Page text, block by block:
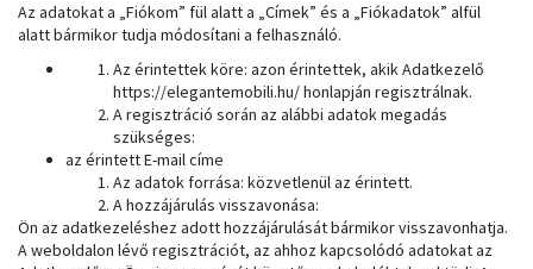
Az adatokat a „Fiókom” fül alatt a „Címek” és a „Fiókadatok” alfül
alatt bármikor tudja módosítani a felhasználó.
Az érintettek köre: azon érintettek, akik Adatkezelő
https://elegantemobili.hu/ honlapján regisztrálnak.
A regisztráció során az alábbi adatok megadás
szükséges:
az érintett E-mail címe
Az adatok forrása: közvetlenül az érintett.
A hozzájárulás visszavonása:
Ön az adatkezeléshez adott hozzájárulását bármikor visszavonhatja.
A weboldalon lévő regisztrációt, az ahhoz kapcsolódó adatokat az